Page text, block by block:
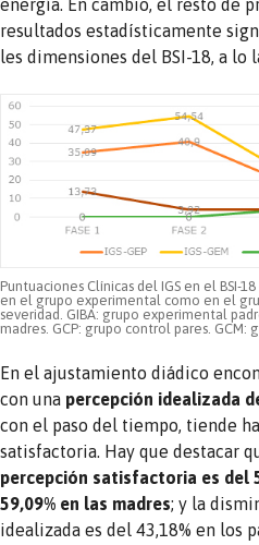
energía. En cambio, el resto de
resultados estadísticamente
les dimensiones del BSI-18, a lo
Puntuaciones Clínicas del IGS en el BSI-
en el grupo experimental como en el
severidad. GIBA: grupo experimental
madres. GCP: grupo control pares. GCM:
En el ajustamiento diádico
con una percepción idealizada
con el paso del tiempo, tiende
satisfactoria. Hay que destacar
percepción satisfactoria es del
59,09% en las madres; y la
idealizada es del 43,18% en los